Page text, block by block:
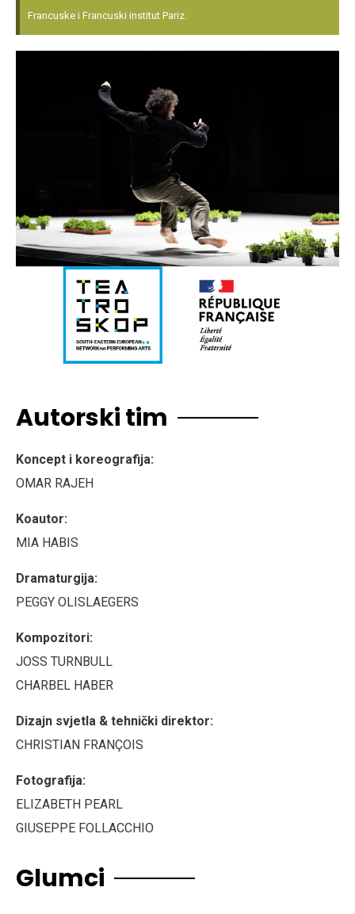
Francuske i Francuski institut Pariz.
Autorski tim
Koncept i koreografija:
OMAR RAJEH
Koautor:
MIA HABIS
Dramaturgija:
PEGGY OLISLAEGERS
Kompozitori:
JOSS TURNBULL
CHARBEL HABER
Dizajn svjetla & tehnički direktor:
CHRISTIAN FRANÇOIS
Fotografija:
ELIZABETH PEARL
GIUSEPPE FOLLACCHIO
Glumci